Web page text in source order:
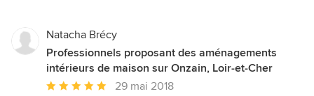
Natacha Brécy
Professionnels proposant des aménagements
intérieurs de maison sur Onzain, Loir-et-Cher
Note
29 mai 2018